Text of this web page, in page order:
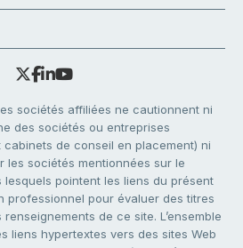
sociétés affiliées ne cautionnent ni
des sociétés ou entreprises
cabinets de conseil en placement) ni
les sociétés mentionnées sur le
lesquels pointent les liens du présent
professionnel pour évaluer des titres
de ce site. L’ensemble
liens hypertextes vers des sites Web